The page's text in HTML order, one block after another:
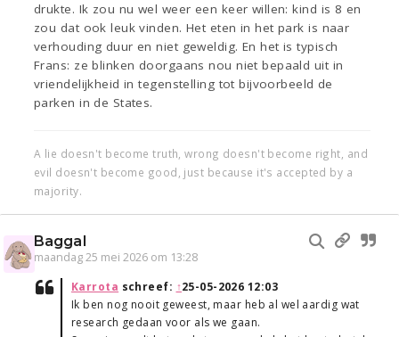
drukte. Ik zou nu wel weer een keer willen: kind is 8 en
zou dat ook leuk vinden. Het eten in het park is naar
verhouding duur en niet geweldig. En het is typisch
Frans: ze blinken doorgaans nou niet bepaald uit in
vriendelijkheid in tegenstelling tot bijvoorbeeld de
parken in de States.
A lie doesn't become truth, wrong doesn't become right, and
evil doesn't become good, just because it's accepted by a
majority.
Baggal
maandag 25 mei 2026 om 13:28
Karrota schreef: ↑25-05-2026 12:03
Ik ben nog nooit geweest, maar heb al wel aardig wat
research gedaan voor als we gaan.